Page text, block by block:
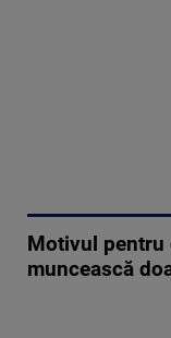
Motivul pentru
muncească